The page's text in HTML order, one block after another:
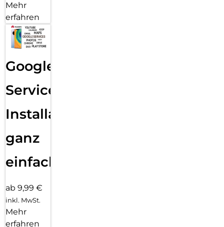
Mehr
erfahren
Google
Services
Installation
ganz
einfach
ab 9,99 €
inkl. MwSt.
Mehr
erfahren